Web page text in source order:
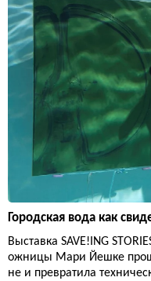
Городская вода как
Выставка SAVE!ING
ожницы Мари Йешке
не и превратила